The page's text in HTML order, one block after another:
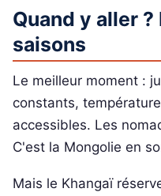
Quand y aller ?
saisons
Le meilleur moment :
constants,
accessibles. Les
C'est la Mongolie en
Mais le Khangaï